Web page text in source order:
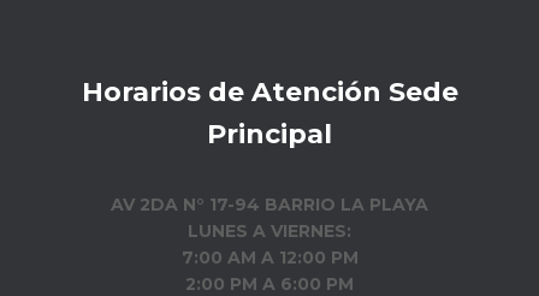
Horarios de Atención Sede
Principal
AV 2DA N° 17-94 BARRIO LA PLAYA
LUNES A VIERNES:
7:00 AM A 12:00 PM
2:00 PM A 6:00 PM